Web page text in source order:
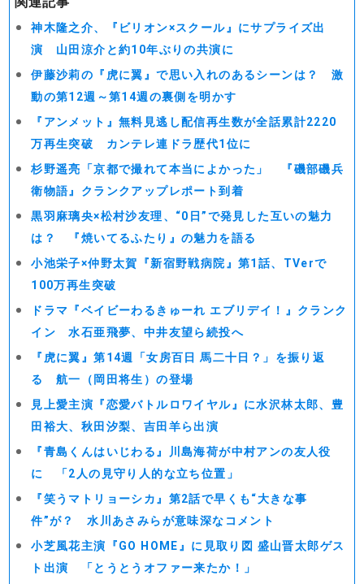
神木隆之介、『ビリオン×スクール』にサプライズ出
演 山田涼介と約10年ぶりの共演に
伊藤沙莉の『虎に翼』で思い入れのあるシーンは？ 激
動の第12週～第14週の裏側を明かす
『アンメット』無料見逃し配信再生数が全話累計2220
万再生突破 カンテレ連ドラ歴代1位に
杉野遥亮「京都で撮れて本当によかった」 『磯部磯兵
衛物語』クランクアップレポート到着
黒羽麻璃央×松村沙友理、“0日”で発見した互いの魅力
は？ 『焼いてるふたり』の魅力を語る
小池栄子×仲野太賀『新宿野戦病院』第1話、TVerで
100万再生突破
ドラマ『ベイビーわるきゅーれ エブリデイ！』クランク
イン 水石亜飛夢、中井友望ら続投へ
『虎に翼』第14週「女房百日 馬二十日？」を振り返
る 航一（岡田将生）の登場
見上愛主演『恋愛バトルロワイヤル』に水沢林太郎、豊
田裕大、秋田汐梨、吉田羊ら出演
『青島くんはいじわる』川島海荷が中村アンの友人役
に 「2人の見守り人的な立ち位置」
『笑うマトリョーシカ』第2話で早くも“大きな事
件”が？ 水川あさみらが意味深なコメント
小芝風花主演『GO HOME』に見取り図 盛山晋太郎ゲス
ト出演 「とうとうオファー来たか！」